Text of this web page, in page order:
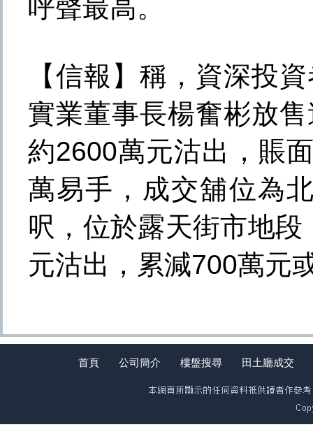
呼聲最高。
【信報】稱，資深投
實業董事長楊奮彬放
約2600萬元沽出，賬
萬易手，成交舖位為
呎，位於露天街市地
元沽出，累減700萬元
首頁 公司簡介 樓盤搜尋 田土廳成交